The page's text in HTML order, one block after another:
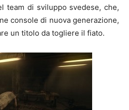
team di sviluppo svedese, che,
console di nuova generazione,
un titolo da togliere il fiato.